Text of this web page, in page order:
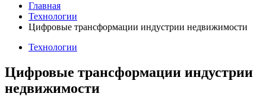
Главная
Технологии
Цифровые трансформации индустрии недвижимости
Технологии
Цифровые трансформации индустрии
недвижимости